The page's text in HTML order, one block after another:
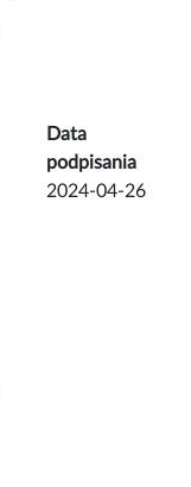
Data
podpisania
2024-04-26